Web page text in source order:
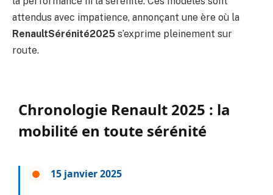
attendus avec impatience, annonçant une ère où la
RenaultSérénité2025 s’exprime pleinement sur
route.
Chronologie Renault 2025 : la
mobilité en toute sérénité
15 janvier 2025